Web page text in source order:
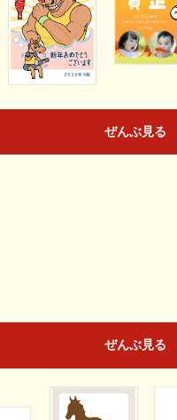
ぜんぶ見る
ぜんぶ見る